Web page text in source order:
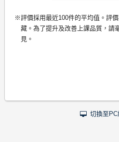
評價採用最近100件的平均值。評
藏。為了提升及改善上課品質，請
見。
切換至PC